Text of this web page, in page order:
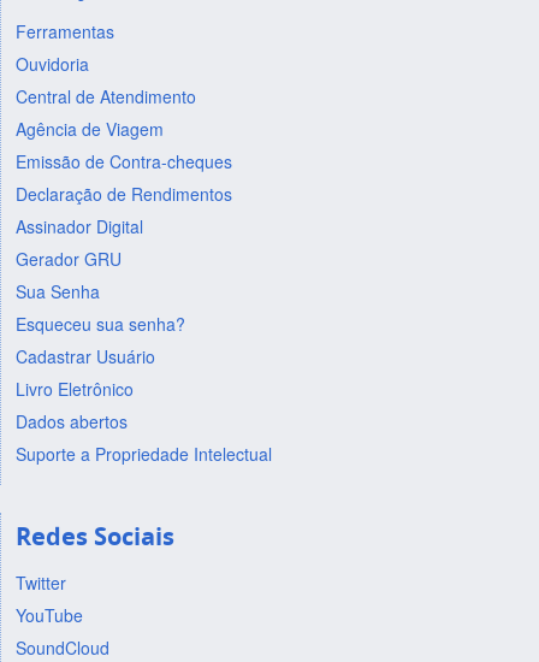
Ferramentas
Ouvidoria
Central de Atendimento
Agência de Viagem
Emissão de Contra-cheques
Declaração de Rendimentos
Assinador Digital
Gerador GRU
Sua Senha
Esqueceu sua senha?
Cadastrar Usuário
Livro Eletrônico
Dados abertos
Suporte a Propriedade Intelectual
Redes Sociais
Twitter
YouTube
SoundCloud